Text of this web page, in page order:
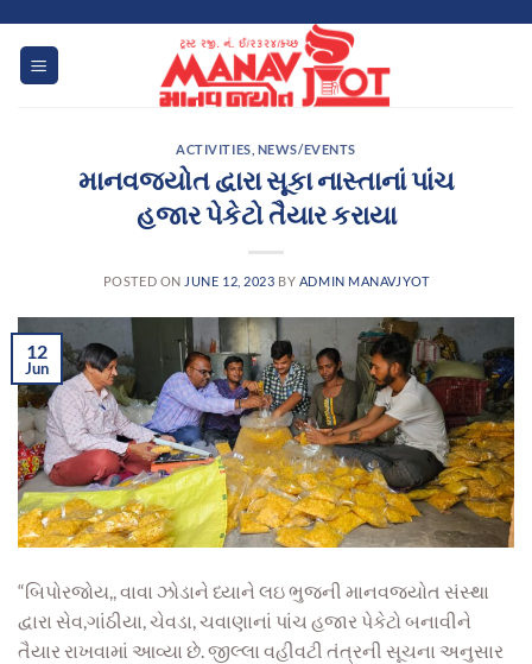
content
ACTIVITIES NEWS/EVENTS
માનવજ્યોત દ્વારા સૂકા નાસ્તાનાં પાંચ
હજાર પેકેટો તૈયાર કરાયા
POSTED ON JUNE 12, 2023 BY ADMIN MANAVJYOT
12
Jun
“બિપોરજોય,, વાવા ઝોડાને ધ્યાને લઇ ભુજની માનવજ્યોત સંસ્થા
દ્વારા સેવ,ગાંઠીયા, ચેવડા, ચવાણાનાં પાંચ હજાર પેકેટો બનાવીને
તૈયાર રાખવામાં આવ્યા છે. જીલ્લા વહીવટી તંત્રની સૂચના અનુસાર